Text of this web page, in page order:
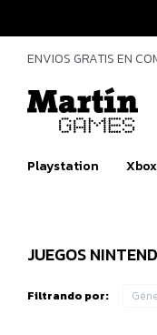
Playstation Xbox
ENVIOS GRATIS EN
JUEGOS
Filtrando por: